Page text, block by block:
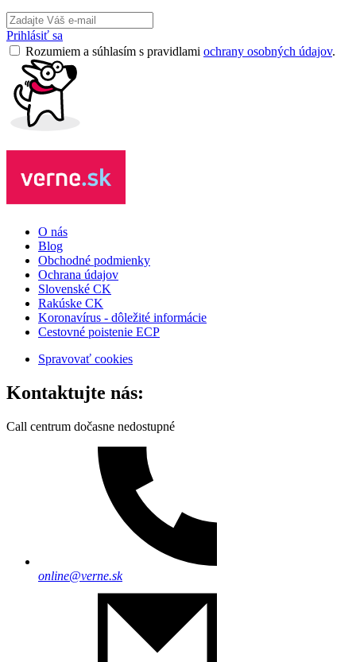
Prihlásiť sa
Rozumiem a súhlasím s pravidlami ochrany osobných údajov.
O nás
Blog
Obchodné podmienky
Ochrana údajov
Slovenské CK
Rakúske CK
Koronavírus - dôležité informácie
Cestovné poistenie ECP
Spravovať cookies
Kontaktujte nás:
Call centrum dočasne nedostupné
online@verne.sk